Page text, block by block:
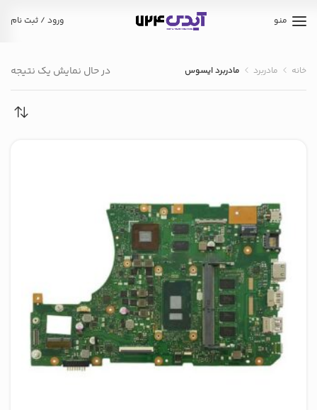
منو ورود / ثبت نام
خانه مادربرد مادربرد ایسوس در حال نمایش یک نتیجه